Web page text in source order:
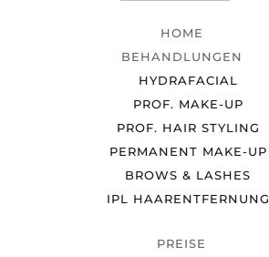
HOME
BEHANDLUNGEN
HYDRAFACIAL
PROF. MAKE-UP
PROF. HAIR STYLING
PERMANENT MAKE-UP
BROWS & LASHES
IPL HAARENTFERNUNG
PREISE